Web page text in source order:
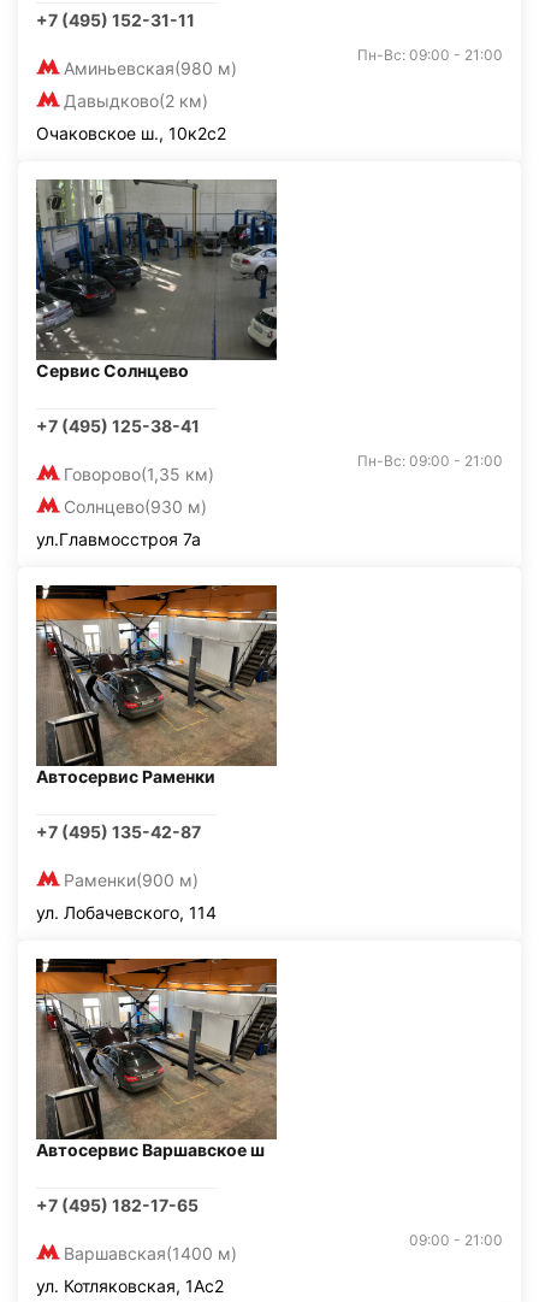
+7 (495) 152-31-11
Аминьевская(980 м)
Давыдково(2 км)
Пн-Вс: 09:00 - 21:00
Очаковское ш., 10к2с2
Сервис Солнцево
+7 (495) 125-38-41
Говорово(1,35 км)
Солнцево(930 м)
Пн-Вс: 09:00 - 21:00
ул.Главмосстроя 7а
Автосервис Раменки
+7 (495) 135-42-87
Раменки(900 м)
ул. Лобачевского, 114
Автосервис Варшавское ш
+7 (495) 182-17-65
Варшавская(1400 м)
09:00 - 21:00
ул. Котляковская, 1Ас2